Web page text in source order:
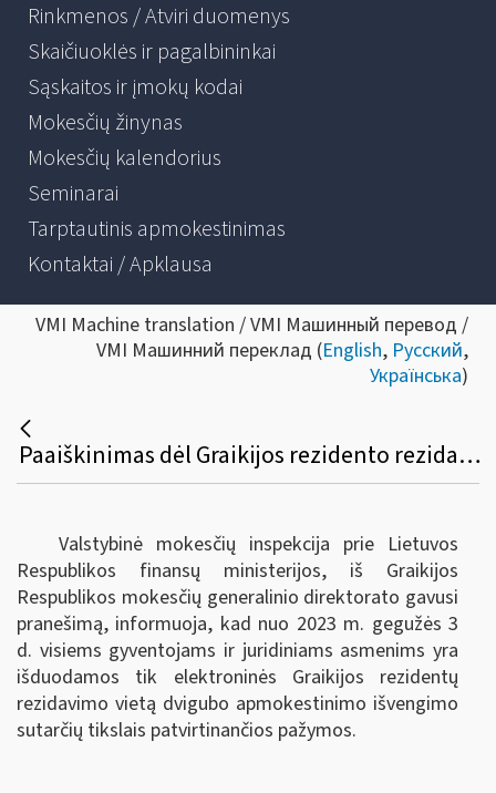
Rinkmenos / Atviri duomenys
Skaičiuoklės ir pagalbininkai
Sąskaitos ir įmokų kodai
Mokesčių žinynas
Mokesčių kalendorius
Seminarai
Tarptautinis apmokestinimas
Kontaktai / Apklausa
VMI Machine translation / VMI Машинный перевод /
VMI Машинний переклад (English, Русский,
Українська)
Paaiškinimas dėl Graikijos rezidento rezidavimo vietą patvirtinančios pažymos
Valstybinė mokesčių inspekcija prie Lietuvos
Respublikos finansų ministerijos, iš Graikijos
Respublikos mokesčių generalinio direktorato gavusi
pranešimą, informuoja, kad nuo 2023 m. gegužės 3
d. visiems gyventojams ir juridiniams asmenims yra
išduodamos tik elektroninės Graikijos rezidentų
rezidavimo vietą dvigubo apmokestinimo išvengimo
sutarčių tikslais patvirtinančios pažymos.